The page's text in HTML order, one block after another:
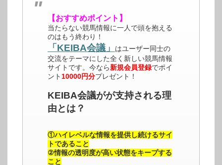
【おすすめポイント】
当たらない競馬情報に一人で頭を抱える
のはもう終わり！
「KEIBA会議」
はユーザー同士の
交流をテーマにした全く新しい競馬情報
サイトです。今なら新規会員登録でポイ
ント 10000円分プレゼント！
KEIBA会議がが支持される理
由とは？
①ハイレベルな情報を提供し続けるサイ
トであること
②情報の透明度が高い状態をキープする
こと